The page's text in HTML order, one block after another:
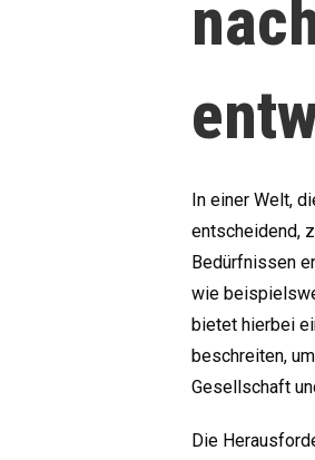
In einer Welt,
entscheidend,
Bedürfnissen
wie
bietet hierbei
beschreiten,
Gesellschaft
Die